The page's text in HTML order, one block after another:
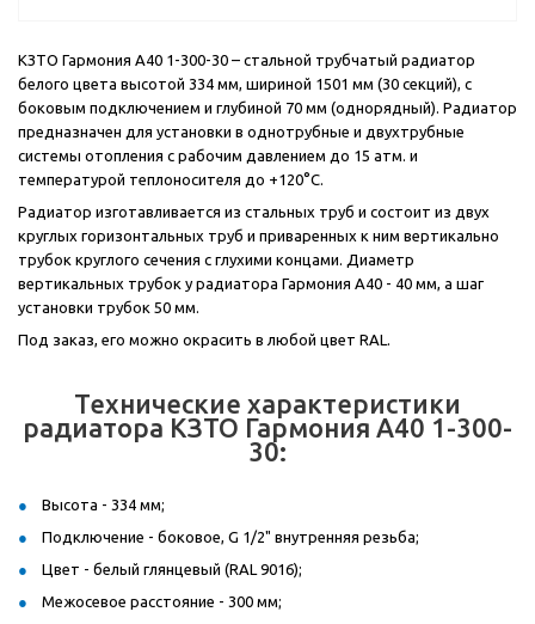
КЗТО Гармония А40 1-300-30 – стальной трубчатый радиатор
белого цвета высотой 334 мм, шириной 1501 мм (30 секций), с
боковым подключением и глубиной 70 мм (однорядный). Радиатор
предназначен для установки в однотрубные и двухтрубные
системы отопления с рабочим давлением до 15 атм. и
температурой теплоносителя до +120°С.
Радиатор изготавливается из стальных труб и состоит из двух
круглых горизонтальных труб и приваренных к ним вертикально
трубок круглого сечения с глухими концами. Диаметр
вертикальных трубок у радиатора Гармония А40 - 40 мм, а шаг
установки трубок 50 мм.
Под заказ, его можно окрасить в любой цвет RAL.
Технические характеристики
радиатора КЗТО Гармония А40 1-300-
30:
Высота - 334 мм;
Подключение - боковое, G 1/2" внутренняя резьба;
Цвет - белый глянцевый (RAL 9016);
Межосевое расстояние - 300 мм;